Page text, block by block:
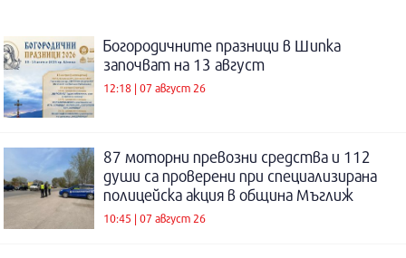
Богородичните празници в Шипка
започват на 13 август
12:18 | 07 август 26
87 моторни превозни средства и 112
души са проверени при специализирана
полицейска акция в община Мъглиж
10:45 | 07 август 26